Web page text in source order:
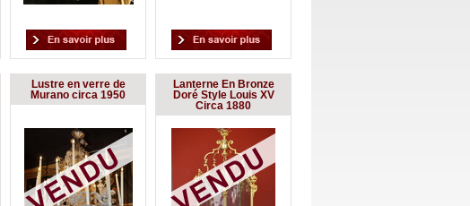
Lustre en verre de
Murano circa 1950
Lanterne En Bronze
Doré Style Louis XV
Circa 1880